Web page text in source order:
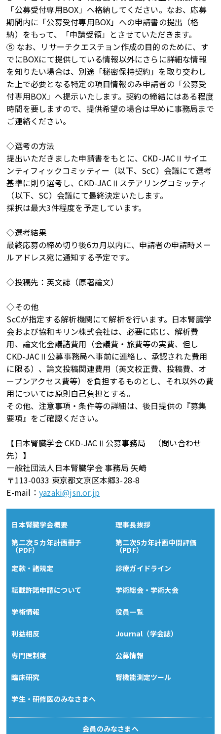
日本腎臓学会概要
理事長挨拶
第二次５カ年計画冊子
（PDF）
第二次5カ年計画中間評価
（PDF）
定款・諸規定
診療ガイドライン
転載許諾申請について 学術総会・学術大会
学術情報 役員一覧
利益相反 Journal（学会誌）
専門医制度 公募情報
臨床研究 腎機能測定ツール
学生・研修医のみなさまへ
会員のみなさまへ
「公募受付専用BOX」へ格納してください。なお、応募
期間内に「公募受付専用BOX」への申請書の提出（格
納）をもって、「申請受領」とさせていただきます。
⑤ なお、リサーチクエスチョン作成の目的のために、す
でにBOXにて提供している情報以外にさらに詳細な情報
を知りたい場合は、別途「秘密保持契約」を取り交わし
た上で必要となる特定の項目情報のみ申請者の「公募受
付専用BOX」へ提示いたします。契約の締結にはある程度
時間を要しますので、提供希望の場合は早めに事務局まで
ご連絡ください。
◇選考の方法
提出いただきました申請書をもとに、CKD-JACⅡサイエ
ンティフィックコミッティー（以下、ScC）会議にて選考
基準に則り選考し、CKD-JACⅡステアリングコミッティ
（以下、SC）会議にて最終決定いたします。
採択は最大3件程度を予定しています。
◇選考結果
最終応募の締め切り後6カ月以内に、申請者の申請時メー
ルアドレス宛に通知する予定です。
◇投稿先：英文誌（原著論文）
◇その他
ScCが指定する解析機関にて解析を行います。日本腎臓学
会および協和キリン株式会社は、必要に応じ、解析費
用、論文化会議諸費用（会議費・旅費等の実費、但し
CKD-JACⅡ公募事務局へ事前に連絡し、承認された費用
に限る）、論文投稿関連費用（英文校正費、投稿費、オ
ープンアクセス費等）を負担するものとし、それ以外の費
用については原則自己負担とする。
その他、注意事項・条件等の詳細は、後日提供の『募集
要項』をご確認ください。
【日本腎臓学会 CKD-JACⅡ公募事務局 （問い合わせ
先）】
一般社団法人日本腎臓学会 事務局 矢崎
〒113-0033 東京都文京区本郷3-28-8
E-mail： yazaki@jsn.or.jp